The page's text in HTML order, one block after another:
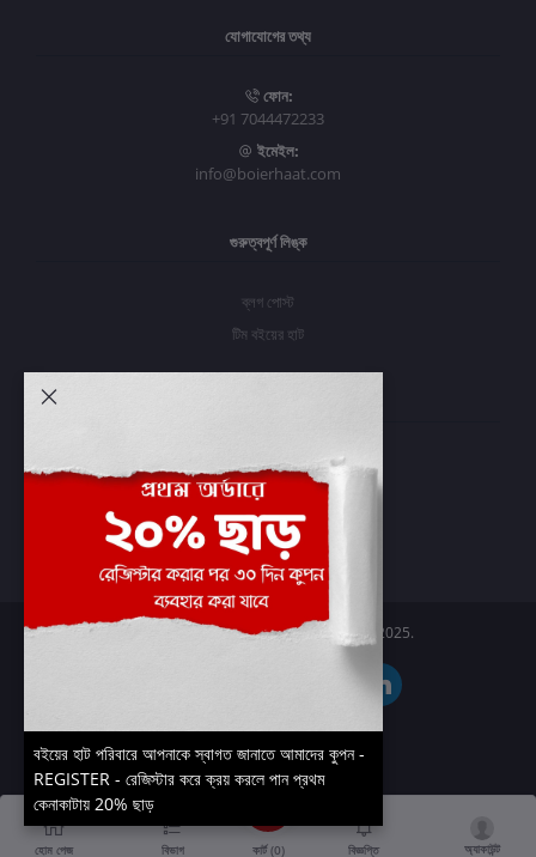
যোগাযোগের তথ্য
ফোন:
+91 7044472233
ইমেইল:
info@boierhaat.com
গুরুত্বপূর্ণ লিঙ্ক
ব্লগ পোস্ট
টিম বইয়ের হাট
প্রবেশ করুন
অর্ডার ইতিহাস
আমার ইচ্ছাগুলি
অর্ডার ট্র্যাকিং
Boier Haat™ | © All rights reserved 2025.
হোম পেজ বিভাগ কার্ট (0) বিজ্ঞপ্তি অ্যাকাউন্ট
বইয়ের হাট পরিবারে আপনাকে স্বাগত জানাতে আমাদের কুপন -
REGISTER - রেজিস্টার করে ক্রয় করলে পান প্রথম
কেনাকাটায় 20% ছাড়